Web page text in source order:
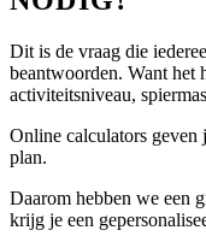
Dit is de vraag die
beantwoorden. Want het
activiteitsniveau,
Online calculators geven
plan.
Daarom hebben we een
krijg je een